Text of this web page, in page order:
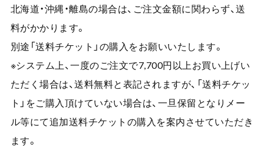
北海道・沖縄・離島の場合は、ご注文金額に関わらず、送
料がかかります。
別途「送料チケット」の購入をお願いいたします。
※システム上、一度のご注文で7,700円以上お買い上げい
ただく場合は、送料無料と表記されますが、「送料チケッ
ト」をご購入頂けていない場合は、一旦保留となりメー
ル等にて追加送料チケットの購入を案内させていただき
ます。